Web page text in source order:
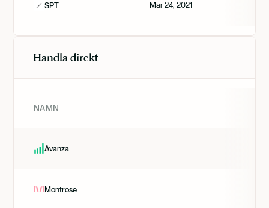
SPT Mar 24, 2021
Handla direkt
NAMN
Avanza
Montrose